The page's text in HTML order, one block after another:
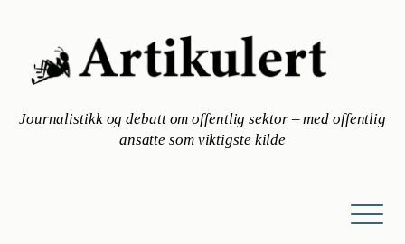
innhold
Journalistikk og debatt om offentlig sektor – med offentlig
ansatte som viktigste kilde